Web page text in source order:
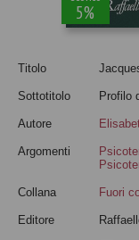
5%
Titolo
Sottotitolo Profilo
Autore
Argomenti
Collana Fuori
Editore